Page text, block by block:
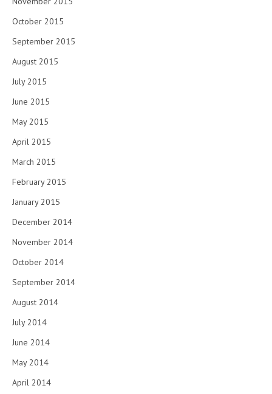
October 2015
September 2015
August 2015
July 2015
June 2015
May 2015
April 2015
March 2015
February 2015
January 2015
December 2014
November 2014
October 2014
September 2014
August 2014
July 2014
June 2014
May 2014
April 2014